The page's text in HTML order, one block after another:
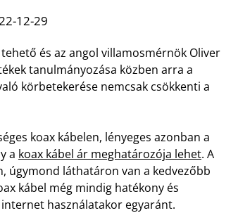
12-29
és az angol villamosmérnök Oliver
tanulmányozása közben arra a
körbetekerése nemcsak csökkenti a
koax kábelen, lényeges azonban a
a koax kábel ár meghatározója lehet. A
úgymond láthatáron van a kedvezőbb
kábel még mindig hatékony és
használatakor egyaránt.